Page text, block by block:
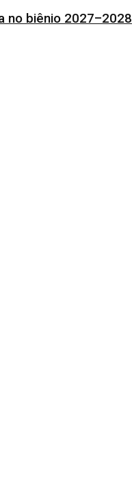
no biênio 2027–2028